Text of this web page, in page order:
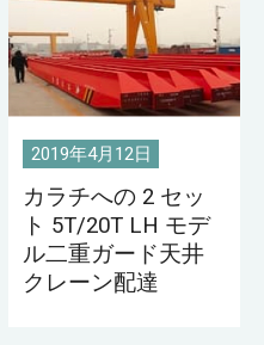
のメンテナンス作業
ます。同時に、ホイ
カンチレバー クレ
きます。リフティン
メンテナンス担当者
ワーに沿ってナセル
を介してタービン機
または交換すること
2019年4月12日
カラチへの 2 セッ
ト 5T/20T LH モデ
ル二重ガード天井
クレーン配達